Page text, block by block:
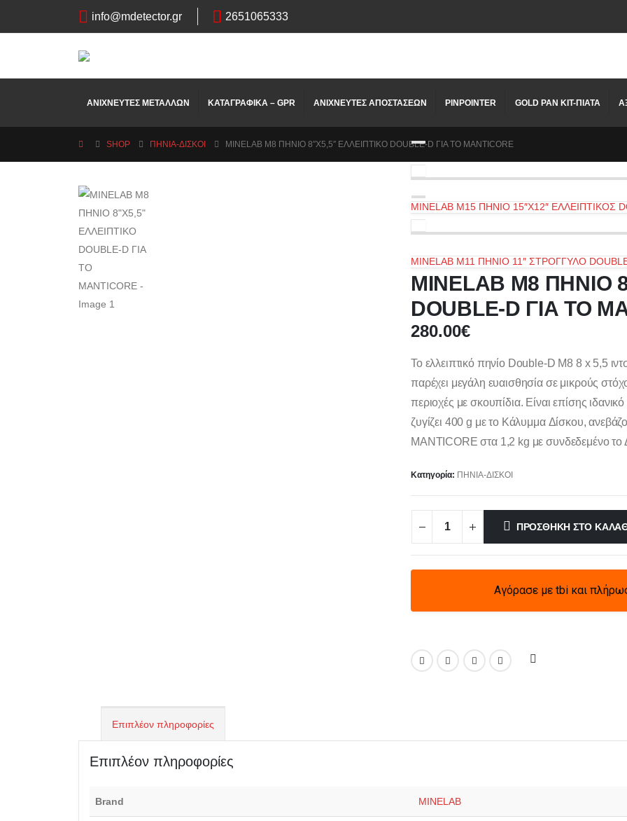
info@mdetector.gr 2651065333
ΑΝΙΧΝΕΥΤΕΣ ΜΕΤΑΛΛΩΝ ΚΑΤΑΓΡΑΦΙΚΑ – GPR ΑΝΙΧΝΕΥΤΕΣ ΑΠΟΣΤΑΣΕΩΝ PINPOINTER GOLD PAN KIT-ΠΙΑΤΑ
SHOP ΠΗΝΙΑ-ΔΙΣΚΟΙ MINELAB M8 ΠΗΝΙΟ 8″X5,5″ ΕΛΛΕΙΠΤΙΚΟ DOUBLE-D ΓΙΑ ΤΟ MANTICORE
MINELAB M15 ΠΗΝΙΟ 15″X12″ ΕΛΛΕΙΠΤΙΚΟΣ
MINELAB M11 ΠΗΝΙΟ 11″ ΣΤΡΟΓΓΥΛΟ
MINELAB M8 ΠΗΝΙΟ
DOUBLE-D ΓΙΑ ΤΟ
280.00€
Το ελλειπτικό πηνίο Double-D M8 8 x 5,5
παρέχει μεγάλη ευαισθησία σε μικρούς
περιοχές με σκουπίδια. Είναι επίσης
ζυγίζει 400 g με το Κάλυμμα Δίσκου,
MANTICORE στα 1,2 kg με συνδεδεμένο το
Κατηγορία: ΠΗΝΙΑ-ΔΙΣΚΟΙ
ΠΡΟΣΘΉΚΗ ΣΤΟ
Αγόρασε με tbi και
Επιπλέον πληροφορίες
Επιπλέον πληροφορίες
Brand MINELAB